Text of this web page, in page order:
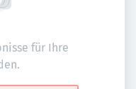
für Ihre